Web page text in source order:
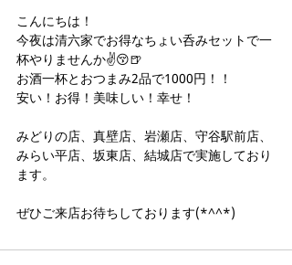
こんにちは！
今夜は清六家でお得なちょい呑みセットで一
杯やりませんか✌😚🍺
お酒一杯とおつまみ2品で1000円！！
安い！お得！美味しい！幸せ！
みどりの店、真壁店、岩瀬店、守谷駅前店、
みらい平店、坂東店、結城店で実施しており
ます。
ぜひご来店お待ちしております(*^^*)